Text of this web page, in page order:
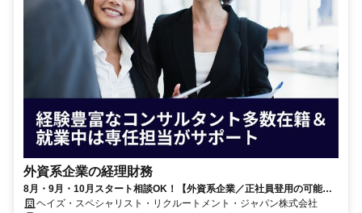
外資系企業の経理財務
8月・9月・10月スタート相談OK！【外資系企業／正社員登用の可能性
大／700万～800万／リモート勤務OK】経理財務
ヘイズ・スペシャリスト・リクルートメント・ジャパン株式会社